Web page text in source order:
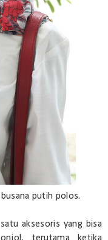
putih polos.
aksesoris yang bisa